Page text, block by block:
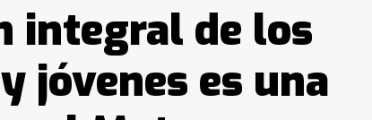
integral de los
jóvenes es una